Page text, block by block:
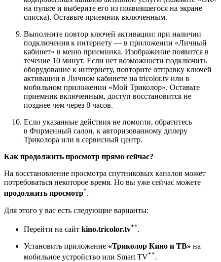
на пульте и выберите его из появившегося на экране
списка). Оставьте приемник включенным.
Выполните повтор ключей активации: при наличии
подключения к интернету — в приложении «Личный
кабинет» в меню приемника. Изображение появится в
течение 10 минут. Если нет возможности подключить
оборудование к интернету, повторите отправку ключей
активации в Личном кабинете на tricolor.tv или в
мобильном приложении «Мой Триколор». Оставьте
приемник включенным, доступ восстановится не
позднее чем через 8 часов.
Если указанные действия не помогли, обратитесь
в Фирменный салон, к авторизованному дилеру
Триколора или в сервисный центр.
Как продолжить просмотр прямо сейчас?
На восстановление просмотра спутниковых каналов может
потребоваться некоторое время. Но вы уже сейчас можете
продолжить просмотр*.
Для этого у вас есть следующие варианты:
Перейти на сайт kino.tricolor.tv**.
Установить приложение «Триколор Кино и ТВ» на
мобильное устройство или Smart TV**.